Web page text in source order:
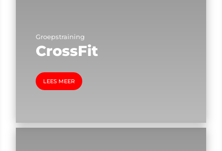
Groepstraining
CrossFit
LEES MEER